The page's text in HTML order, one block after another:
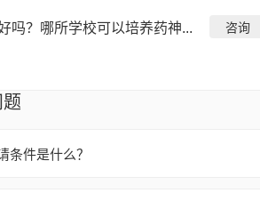
吗？哪所学校可以培养药神... 咨询
条件是什么？